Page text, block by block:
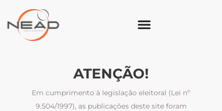
ATENÇÃO!
Em cumprimento à legislação eleitoral (Lei nº
9.504/1997), as publicações deste site foram